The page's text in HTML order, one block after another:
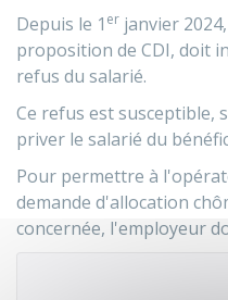
Depuis le 1 er janvier
proposition de CDI, doit
refus du salarié.
Ce refus est susceptible,
priver le salarié du
Pour permettre à
demande d'allocation
concernée, l'employeur